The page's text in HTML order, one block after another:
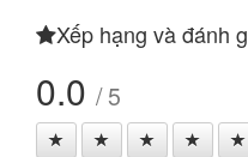
Xếp hạng và đánh
0.0 / 5